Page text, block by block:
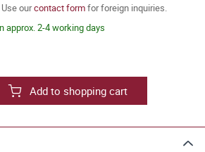
ourcontact formfor foreign inquiries.
approx. 2-4 working days
Add to shopping cart